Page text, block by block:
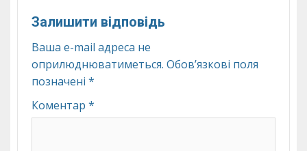
Залишити відповідь
Ваша e-mail адреса не
оприлюднюватиметься. Обов’язкові поля
позначені *
Коментар *